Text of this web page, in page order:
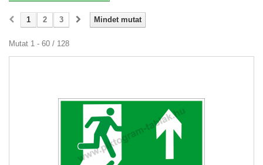
Mindet mutat
1 2 3
Mutat 1 - 60 / 128